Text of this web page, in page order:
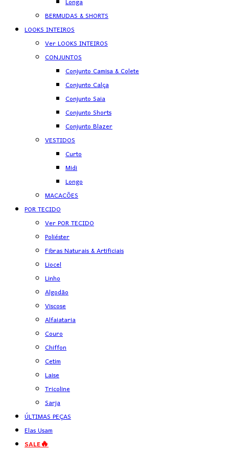
BERMUDAS & SHORTS
LOOKS INTEIROS
Ver LOOKS INTEIROS
CONJUNTOS
Conjunto Camisa & Colete
Conjunto Calça
Conjunto Saia
Conjunto Shorts
Conjunto Blazer
VESTIDOS
Curto
Midi
Longo
MACACÕES
POR TECIDO
Ver POR TECIDO
Poliéster
Fibras Naturais & Artificiais
Liocel
Linho
Algodão
Viscose
Alfaiataria
Couro
Chiffon
Cetim
Laise
Tricoline
Sarja
ÚLTIMAS PEÇAS
Elas Usam
SALE🔥